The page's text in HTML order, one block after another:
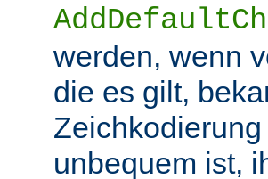
werden, wenn
die es gilt,
unbequem ist,